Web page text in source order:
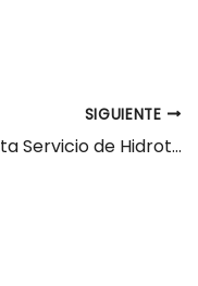
SIGUIENTE
Fisioterapeuta Servicio de Hidroterapia Santander